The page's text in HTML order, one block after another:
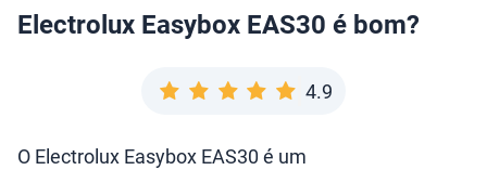
Electrolux Easybox EAS30 é bom?
4.9
O Electrolux Easybox EAS30 é um